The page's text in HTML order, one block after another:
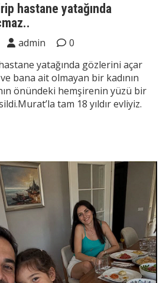
hastane yatağında
admin
0
yatağında gözlerini açar
bana ait olmayan bir kadının
önündeki hemşirenin yüzü bir
tam 18 yıldır evliyiz.